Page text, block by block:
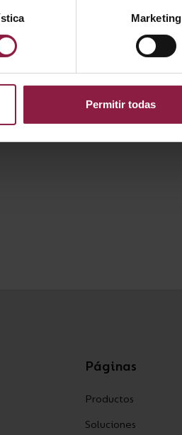
Marketing
Permitir todas
Páginas
Productos
Soluciones